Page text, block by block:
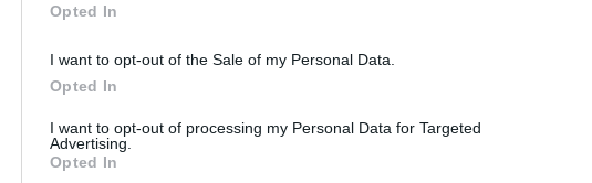
Opted In
I want to opt-out of the Sale of my Personal Data.
Opted In
I want to opt-out of processing my Personal Data for Targeted
Advertising.
Opted In
regisztrálj